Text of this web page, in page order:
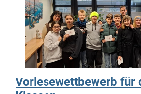
Vorlesewettbewerb für